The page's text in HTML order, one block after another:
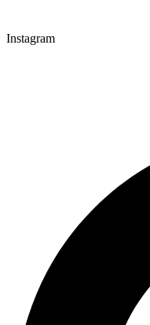
Instagram